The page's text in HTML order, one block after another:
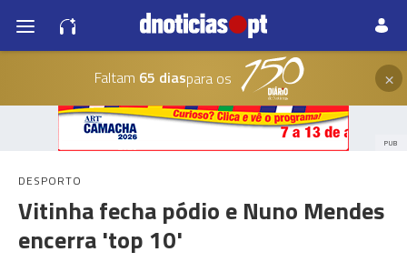
Faltam 65 diaspara os ×
PUB
DESPORTO
Vitinha fecha pódio e Nuno Mendes
encerra 'top 10'